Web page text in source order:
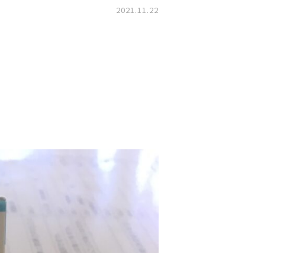
2021.11.22